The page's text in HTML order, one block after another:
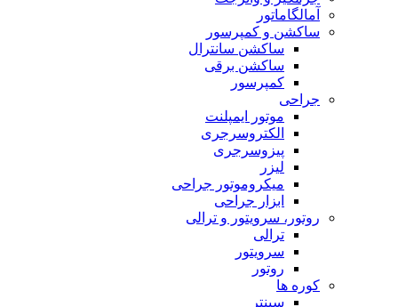
آمالگاماتور
ساکشن و کمپرسور
ساکشن سانترال
ساکشن برقی
کمپرسور
جراحی
موتور ایمپلنت
الکتروسرجری
پیزوسرجری
لیزر
میکروموتور جراحی
ابزار جراحی
روتور، سرویتور و ترالی
ترالی
سرویتور
روتور
کوره ها
سینتر